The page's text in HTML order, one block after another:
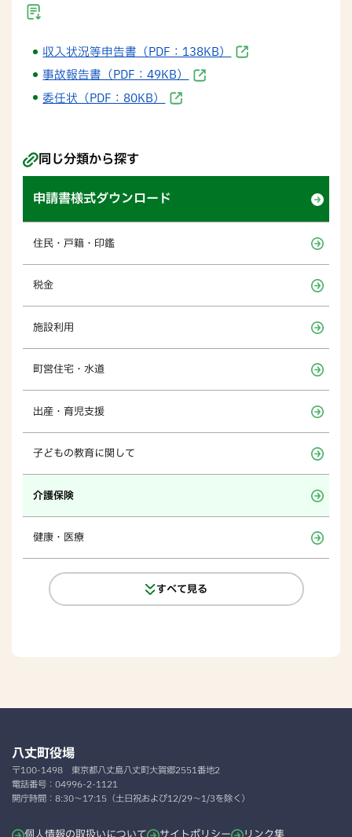
収入状況等申告書（PDF：138KB）
事故報告書（PDF：49KB）
委任状（PDF：80KB）
同じ分類から探す
申請書様式ダウンロード
住民・戸籍・印鑑
税金
施設利用
町営住宅・水道
出産・育児支援
子どもの教育に関して
介護保険
健康・医療
すべて見る
八丈町役場
〒100-1498 東京都八丈島八丈町大賀郷2551番地2
電話番号： 04996-2-1121
開庁時間： 8:30～17:15（土日祝および12/29～1/3を除く）